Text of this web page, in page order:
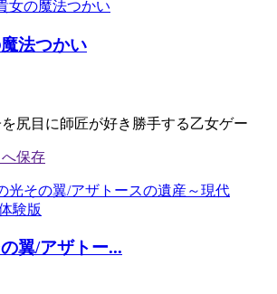
法つかい
尻目に師匠が好き勝手する乙女ゲー
の翼/アザトー...